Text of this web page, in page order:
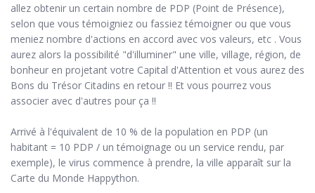
allez obtenir un certain nombre de PDP (Point de Présence),
selon que vous témoigniez ou fassiez témoigner ou que vous
meniez nombre d'actions en accord avec vos valeurs, etc . Vous
aurez alors la possibilité "d'illuminer" une ville, village, région, de
bonheur en projetant votre Capital d'Attention et vous aurez des
Bons du Trésor Citadins en retour !! Et vous pourrez vous
associer avec d'autres pour ça !!
Arrivé à l'équivalent de 10 % de la population en PDP (un
habitant = 10 PDP / un témoignage ou un service rendu, par
exemple), le virus commence à prendre, la ville apparaît sur la
Carte du Monde Happython.